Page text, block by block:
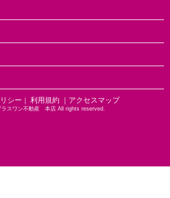
シー ｜ 利用規約 ｜アクセスマップ
スワン不動産 本店 All rights reserved.